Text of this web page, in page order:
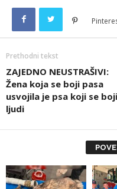
Prethodni tekst
ZAJEDNO NEUSTRAŠIVI:
Žena koja se boji pasa
usvojila je psa koji se boji
ljudi